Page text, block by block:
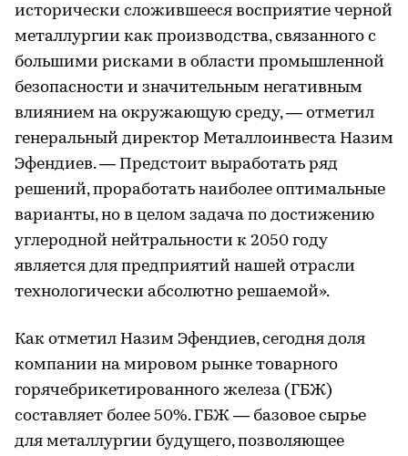
исторически сложившееся восприятие черной
металлургии как производства, связанного с
большими рисками в области промышленной
безопасности и значительным негативным
влиянием на окружающую среду, — отметил
генеральный директор Металлоинвеста Назим
Эфендиев. — Предстоит выработать ряд
решений, проработать наиболее оптимальные
варианты, но в целом задача по достижению
углеродной нейтральности к 2050 году
является для предприятий нашей отрасли
технологически абсолютно решаемой».
Как отметил Назим Эфендиев, сегодня доля
компании на мировом рынке товарного
горячебрикетированного железа (ГБЖ)
составляет более 50%. ГБЖ — базовое сырье
для металлургии будущего, позволяющее